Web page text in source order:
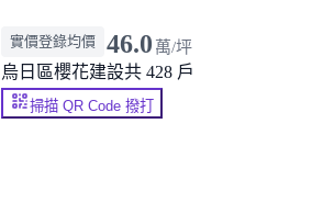
實價登錄均價 46.0 萬/坪
烏日區櫻花建設共 428 戶
掃描 QR Code 撥打